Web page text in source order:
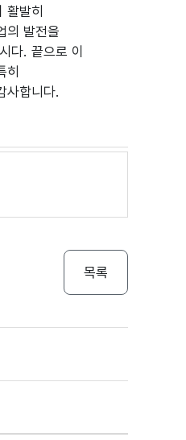
발히
의 발전을
다. 끝으로 이
히
사합니다.
목록